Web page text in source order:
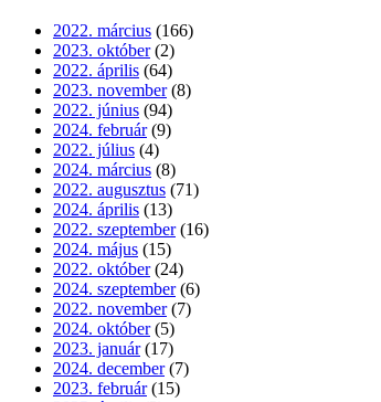
2022. március (166)
2023. október (2)
2022. április (64)
2023. november (8)
2022. június (94)
2024. február (9)
2022. július (4)
2024. március (8)
2022. augusztus (71)
2024. április (13)
2022. szeptember (16)
2024. május (15)
2022. október (24)
2024. szeptember (6)
2022. november (7)
2024. október (5)
2023. január (17)
2024. december (7)
2023. február (15)